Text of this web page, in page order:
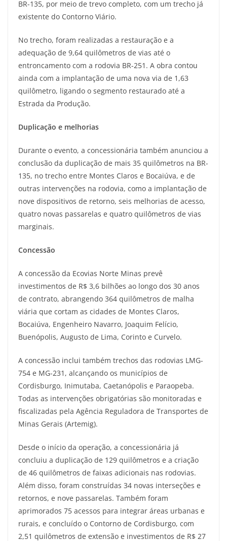
BR-135, por meio de trevo completo, com um trecho já
existente do Contorno Viário.
No trecho, foram realizadas a restauração e a
adequação de 9,64 quilômetros de vias até o
entroncamento com a rodovia BR-251. A obra contou
ainda com a implantação de uma nova via de 1,63
quilômetro, ligando o segmento restaurado até a
Estrada da Produção.
Duplicação e melhorias
Durante o evento, a concessionária também anunciou a
conclusão da duplicação de mais 35 quilômetros na BR-
135, no trecho entre Montes Claros e Bocaiúva, e de
outras intervenções na rodovia, como a implantação de
nove dispositivos de retorno, seis melhorias de acesso,
quatro novas passarelas e quatro quilômetros de vias
marginais.
Concessão
A concessão da Ecovias Norte Minas prevê
investimentos de R$ 3,6 bilhões ao longo dos 30 anos
de contrato, abrangendo 364 quilômetros de malha
viária que cortam as cidades de Montes Claros,
Bocaiúva, Engenheiro Navarro, Joaquim Felício,
Buenópolis, Augusto de Lima, Corinto e Curvelo.
A concessão inclui também trechos das rodovias LMG-
754 e MG-231, alcançando os municípios de
Cordisburgo, Inimutaba, Caetanópolis e Paraopeba.
Todas as intervenções obrigatórias são monitoradas e
fiscalizadas pela Agência Reguladora de Transportes de
Minas Gerais (Artemig).
Desde o início da operação, a concessionária já
concluiu a duplicação de 129 quilômetros e a criação
de 46 quilômetros de faixas adicionais nas rodovias.
Além disso, foram construídas 34 novas interseções e
retornos, e nove passarelas. Também foram
aprimorados 75 acessos para integrar áreas urbanas e
rurais, e concluído o Contorno de Cordisburgo, com
2,51 quilômetros de extensão e investimentos de R$ 27